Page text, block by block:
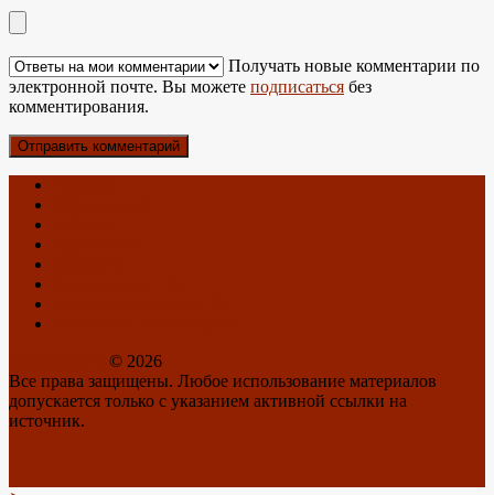
Получать новые комментарии по
электронной почте. Вы можете подписаться без
комментирования.
© 2026
Все права защищены. Любое использование материалов
допускается только с указанием активной ссылки на
источник.